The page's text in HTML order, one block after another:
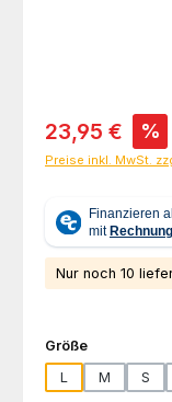
Verkaufspreis:
23,95 € %
Preise inkl. MwSt.
Nur noch 10
Größeauswählen
L
M S